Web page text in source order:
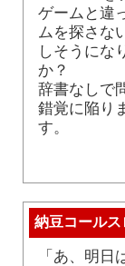
ゲームと違
ムを探さな
しそうにな
か？
辞書なしで
錯覚に陥り
す。
納豆コールス
「あ、明